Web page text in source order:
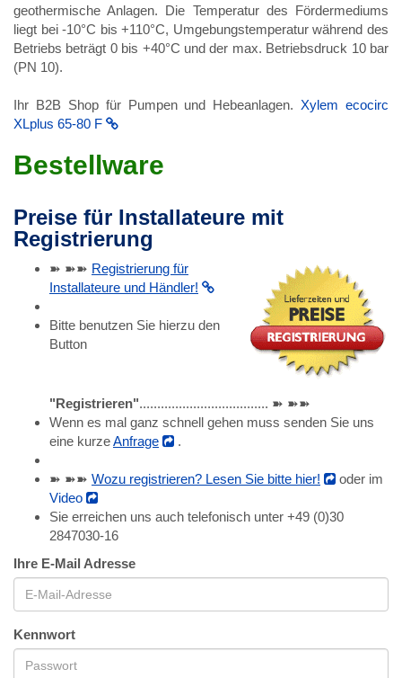
geothermische Anlagen. Die Temperatur des Fördermediums
liegt bei -10°C bis +110°C, Umgebungstemperatur während des
Betriebs beträgt 0 bis +40°C und der max. Betriebsdruck 10 bar
(PN 10).
Ihr B2B Shop für Pumpen und Hebeanlagen.Xylem ecocirc
XLplus 65-80 F
Bestellware
Preise für Installateure mit
Registrierung
➽ ➽➽ Registrierung für
Installateure und Händler!
Bitte benutzen Sie hierzu den
Button
"Registrieren".................................... ➽ ➽➽
Wenn es mal ganz schnell gehen muss senden Sie uns
eine kurzeAnfrage .
➽ ➽➽ Wozu registrieren? Lesen Sie bitte hier!
oder im
Video
Sie erreichen uns auch telefonisch unter +49 (0)30
2847030-16
Ihre E-Mail Adresse
Kennwort